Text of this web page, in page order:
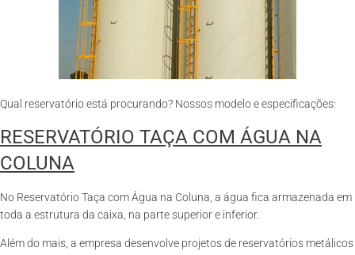
Qual reservatório está procurando? Nossos modelo e especificações:
RESERVATÓRIO TAÇA COM ÁGUA NA
COLUNA
No Reservatório Taça com Água na Coluna, a água fica armazenada em
toda a estrutura da caixa, na parte superior e inferior.
Além do mais, a empresa desenvolve projetos de reservatórios metálicos